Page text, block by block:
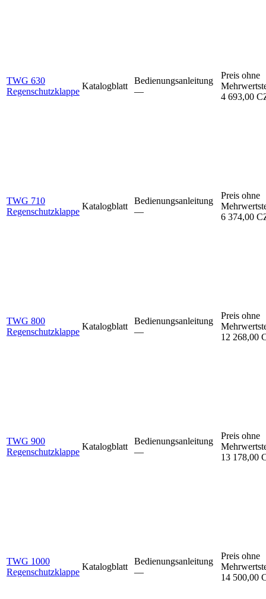
TWG 630
Regenschutzklappe
Katalogblatt
Bedienungsanleitung
–⁠–⁠
Preis ohne
4 693,00
TWG 710
Regenschutzklappe
Katalogblatt
Bedienungsanleitung
–⁠–⁠
Preis ohne
6 374,00
TWG 800
Regenschutzklappe
Katalogblatt
Bedienungsanleitung
–⁠–⁠
Preis ohne
12 268,00
TWG 900
Regenschutzklappe
Katalogblatt
Bedienungsanleitung
–⁠–⁠
Preis ohne
13 178,00
TWG 1000
Regenschutzklappe
Katalogblatt
Bedienungsanleitung
–⁠–⁠
Preis ohne
14 500,00